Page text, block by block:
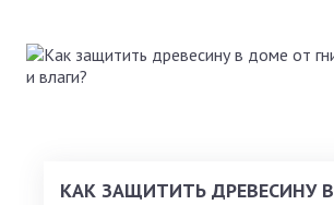
КАК ЗАЩИТИТЬ ДРЕВЕСИНУ В